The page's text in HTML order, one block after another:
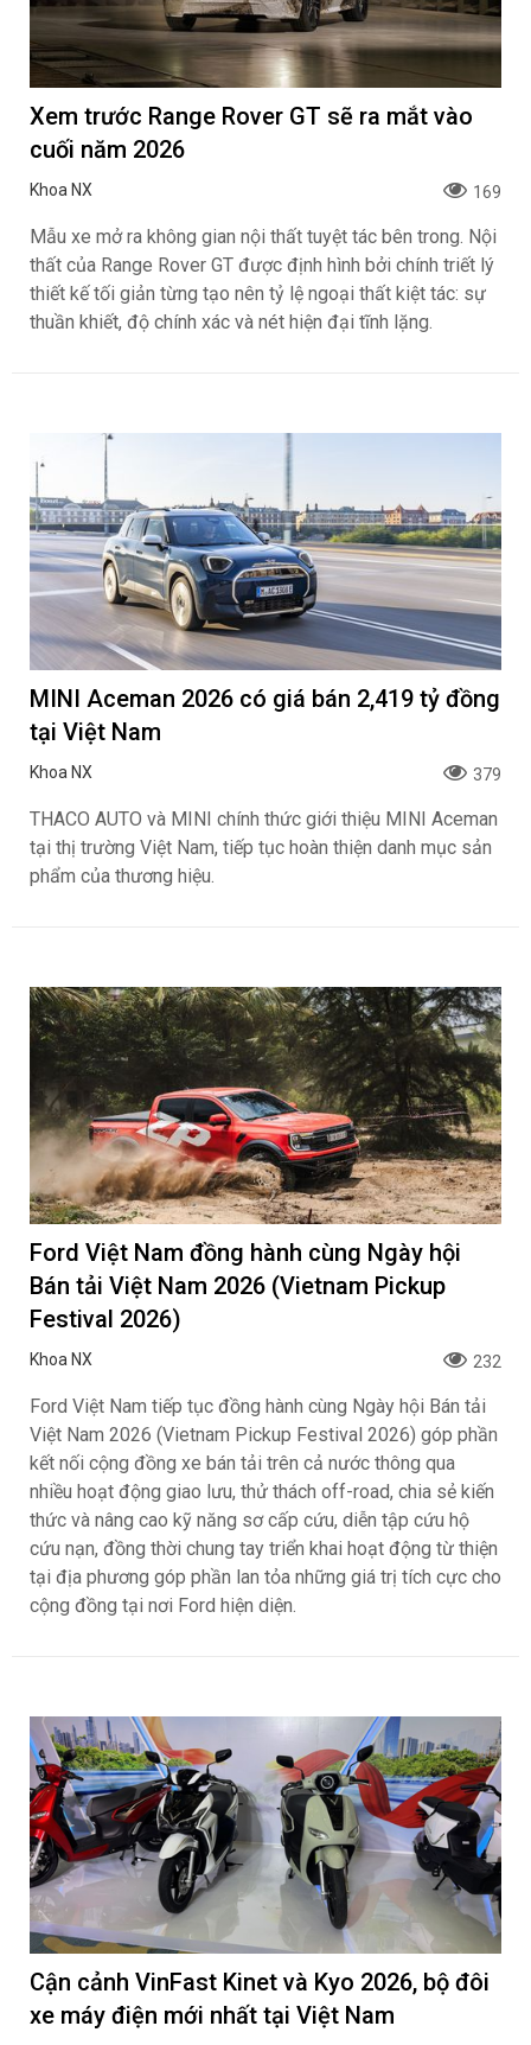
Xem trước Range Rover GT sẽ ra mắt vào
cuối năm 2026
Khoa NX 169
Mẫu xe mở ra không gian nội thất tuyệt tác bên trong. Nội
thất của Range Rover GT được định hình bởi chính triết lý
thiết kế tối giản từng tạo nên tỷ lệ ngoại thất kiệt tác: sự
thuần khiết, độ chính xác và nét hiện đại tĩnh lặng.
MINI Aceman 2026 có giá bán 2,419 tỷ đồng
tại Việt Nam
Khoa NX 379
THACO AUTO và MINI chính thức giới thiệu MINI Aceman
tại thị trường Việt Nam, tiếp tục hoàn thiện danh mục sản
phẩm của thương hiệu.
Ford Việt Nam đồng hành cùng Ngày hội
Bán tải Việt Nam 2026 (Vietnam Pickup
Festival 2026)
Khoa NX 232
Ford Việt Nam tiếp tục đồng hành cùng Ngày hội Bán tải
Việt Nam 2026 (Vietnam Pickup Festival 2026) góp phần
kết nối cộng đồng xe bán tải trên cả nước thông qua
nhiều hoạt động giao lưu, thử thách off-road, chia sẻ kiến
thức và nâng cao kỹ năng sơ cấp cứu, diễn tập cứu hộ
cứu nạn, đồng thời chung tay triển khai hoạt động từ thiện
tại địa phương góp phần lan tỏa những giá trị tích cực cho
cộng đồng tại nơi Ford hiện diện.
Cận cảnh VinFast Kinet và Kyo 2026, bộ đôi
xe máy điện mới nhất tại Việt Nam